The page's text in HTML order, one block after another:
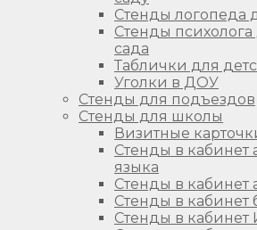
Стенды логопеда
Стенды психолога
сада
Таблички для
Уголки в ДОУ
Стенды для подъездов
Стенды для школы
Визитные
Стенды в кабинет
языка
Стенды в кабинет
Стенды в кабинет
Стенды в